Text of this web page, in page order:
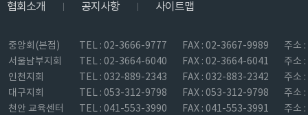
협회소개 공지사항 사이트맵
중앙회(본점) TEL : 02-3666-9777 FAX : 02-3667-9989
주소
서울남부지회
TEL : 02-3664-6040 FAX : 02-3664-6041
주소
인천지회
TEL : 032-889-2343 FAX : 032-883-2342
주소
대구지회
TEL : 053-312-9798 FAX : 053-312-9798
주소
천안 교육센터
TEL : 041-553-3990 FAX : 041-553-3991
주소